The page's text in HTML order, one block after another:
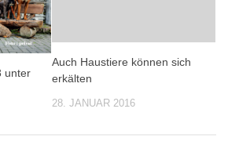
unter
Auch Haustiere können sich
erkälten
28. JANUAR 2016